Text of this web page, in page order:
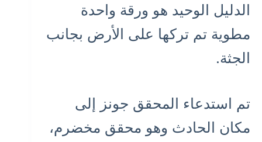
الدليل الوحيد هو ورقة واحدة
مطوية تم تركها على الأرض بجانب
الجثة.
تم استدعاء المحقق جونز إلى
مكان الحادث وهو محقق مخضرم،